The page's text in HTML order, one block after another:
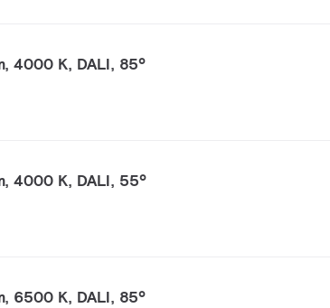
4000 K, DALI, 85°
4000 K, DALI, 55°
6500 K, DALI, 85°